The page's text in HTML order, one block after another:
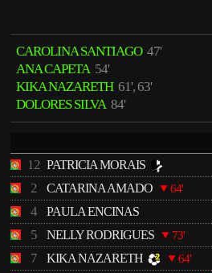
CAROLINA SANTIAGO 47'
ANA CAPETA 54'
KIKA NAZARETH 61', 63'
DOLORES SILVA 84'
12 PATRICIA MORAIS
2 CATARINA AMADO 64'
4 PAULA ENCINAS
5 NELLY RODRIGUES 73'
7 KIKA NAZARETH 64'